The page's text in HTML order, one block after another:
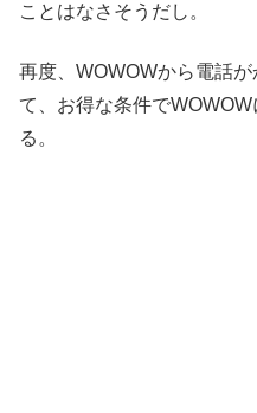
ことはなさそうだし。
再度、WOWOWから電話
て、お得な条件で
る。